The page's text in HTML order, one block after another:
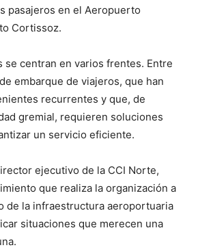
pasajeros en el Aeropuerto
Cortissoz.
se centran en varios frentes. Entre
embarque de viajeros, que han
recurrentes y que, de
gremial, requieren soluciones
un servicio eficiente.
ejecutivo de la CCI Norte,
que realiza la organización a
de la infraestructura aeroportuaria
situaciones que merecen una